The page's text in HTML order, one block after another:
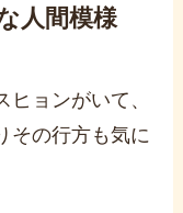
人間模様
ョンがいて、
その行方も気に